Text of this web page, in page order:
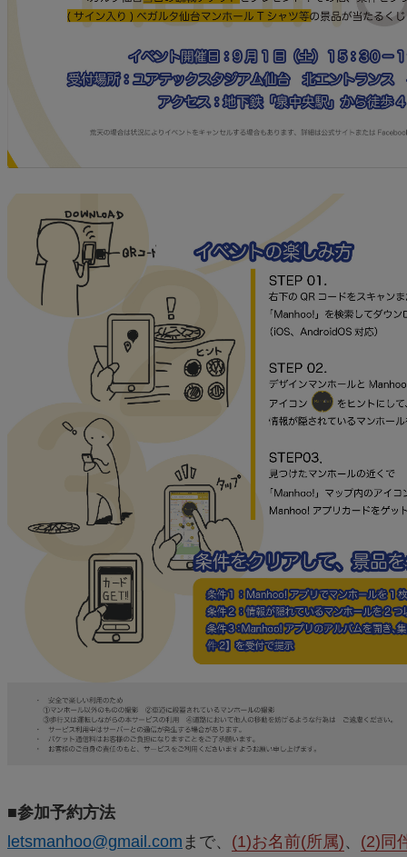
■参加予約方法
letsmanhoo@gmail.com まで、 (1)お名前(所属)、 (2)同